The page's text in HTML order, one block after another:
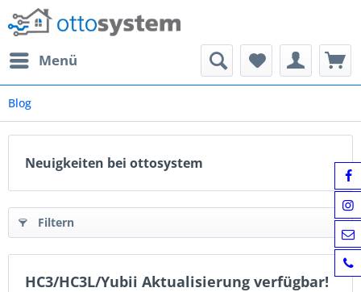
Menü
Blog
Neuigkeiten bei ottosystem
Filtern
HC3/HC3L/Yubii Aktualisierung verfügbar!